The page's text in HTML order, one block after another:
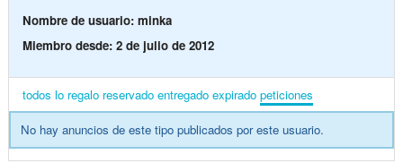
Nombre de usuario: minka
Miembro desde: 2 de julio de 2012
todos lo regalo reservado entregado expirado peticiones
No hay anuncios de este tipo publicados por este usuario.